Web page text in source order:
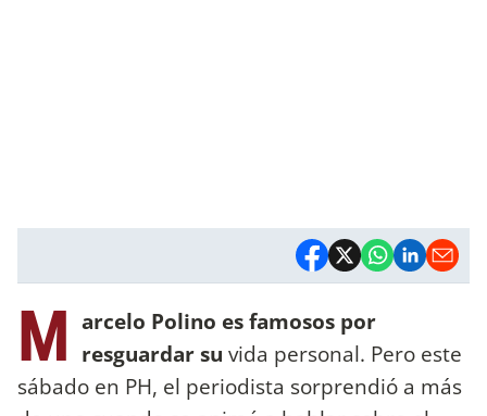
M arcelo Polino es famosos por
resguardar su vida personal. Pero este
sábado en PH, el periodista sorprendió a más